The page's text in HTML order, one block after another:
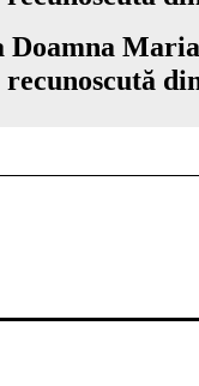
Doamna
recunoscută